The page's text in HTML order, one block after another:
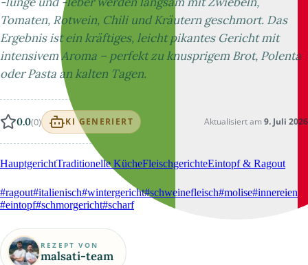
Tomaten, Rotwein, Chili und Kräutern geschmort. Das
Ergebnis ist ein kräftiges, leicht pikantes Gericht mit
intensivem Aroma – perfekt zu knusprigem Brot, Polenta
oder Pasta an kalten Tagen.
0.0(0) KI GENERIERT Aktualisiert am 9. Juli 2026
HauptgerichtTraditionelle KücheFleischgerichteEintopf & Ragout
#ragout#italienisch#wintergericht#schweinefleisch#molise#innereien
#eintopf#schmorgericht#scharf
REZEPT VON
malsati-team